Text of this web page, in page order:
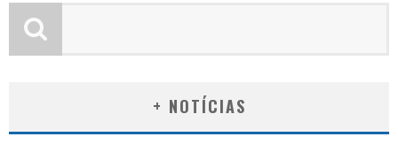
+ NOTÍCIAS